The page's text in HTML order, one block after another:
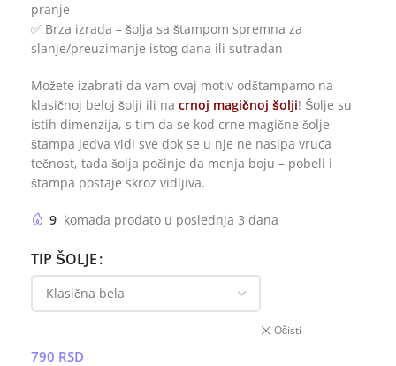
pranje
✅ Brza izrada – šolja sa štampom spremna za
slanje/preuzimanje istog dana ili sutradan
Možete izabrati da vam ovaj motiv odštampamo na
klasičnoj beloj šolji ili na crnoj magičnoj šolji! Šolje su
istih dimenzija, s tim da se kod crne magične šolje
štampa jedva vidi sve dok se u nje ne nasipa vruća
tečnost, tada šolja počinje da menja boju – pobeli i
štampa postaje skroz vidljiva.
9 komada prodato u poslednja 3 dana
TIP ŠOLJE
Očisti
790 RSD